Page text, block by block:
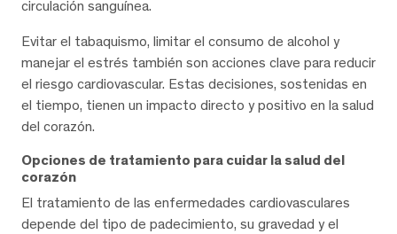
circulación sanguínea.
Evitar el tabaquismo, limitar el consumo de alcohol y
manejar el estrés también son acciones clave para reducir
el riesgo cardiovascular. Estas decisiones, sostenidas en
el tiempo, tienen un impacto directo y positivo en la salud
del corazón.
Opciones de tratamiento para cuidar la salud del
corazón
El tratamiento de las enfermedades cardiovasculares
depende del tipo de padecimiento, su gravedad y el